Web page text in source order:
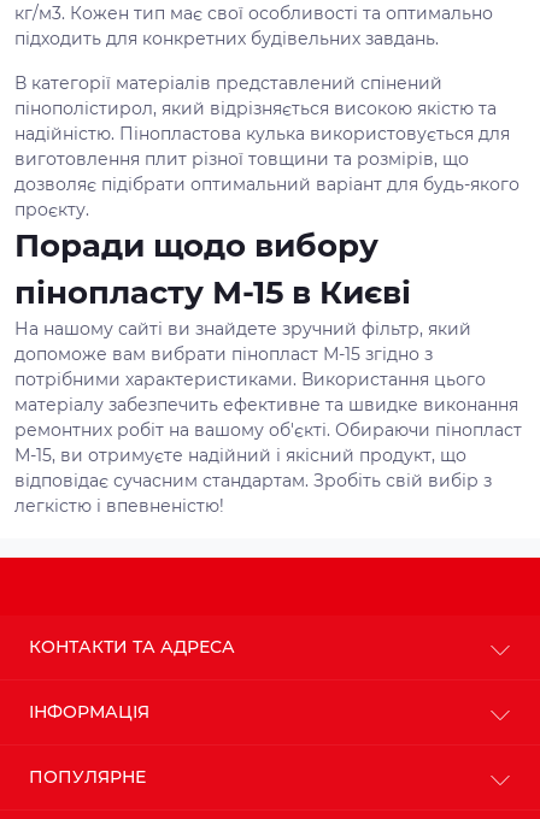
кг/м3. Кожен тип має свої особливості та оптимально
підходить для конкретних будівельних завдань.
В категорії матеріалів представлений спінений
пінополістирол, який відрізняється високою якістю та
надійністю. Пінопластова кулька використовується для
виготовлення плит різної товщини та розмірів, що
дозволяє підібрати оптимальний варіант для будь-якого
проєкту.
Поради щодо вибору
пінопласту М-15 в Києві
На нашому сайті ви знайдете зручний фільтр, який
допоможе вам вибрати пінопласт М-15 згідно з
потрібними характеристиками. Використання цього
матеріалу забезпечить ефективне та швидке виконання
ремонтних робіт на вашому об'єкті. Обираючи пінопласт
М-15, ви отримуєте надійний і якісний продукт, що
відповідає сучасним стандартам. Зробіть свій вибір з
легкістю і впевненістю!
КОНТАКТИ ТА АДРЕСА
Пн-Пт: з 9до 18
ІНФОРМАЦІЯ
Доставка
ПОПУЛЯРНЕ